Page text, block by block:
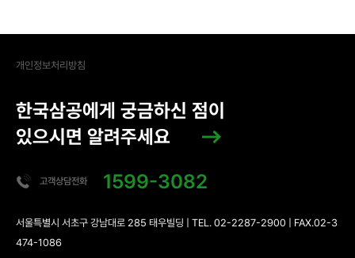
개인정보처리방침
한국삼공에게 궁금하신 점이
있으시면 알려주세요
고객상담전화 1599-3082
서울특별시 서초구 강남대로 285 태우빌딩 | TEL. 02-2287-2900 | FAX.02-3
474-1086